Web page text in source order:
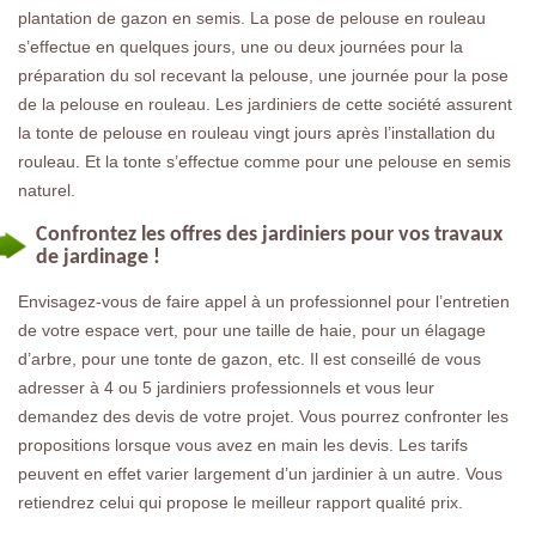
plantation de gazon en semis. La pose de pelouse en rouleau
s’effectue en quelques jours, une ou deux journées pour la
préparation du sol recevant la pelouse, une journée pour la pose
de la pelouse en rouleau. Les jardiniers de cette société assurent
la tonte de pelouse en rouleau vingt jours après l’installation du
rouleau. Et la tonte s’effectue comme pour une pelouse en semis
naturel.
Confrontez les offres des jardiniers pour vos travaux
de jardinage !
Envisagez-vous de faire appel à un professionnel pour l’entretien
de votre espace vert, pour une taille de haie, pour un élagage
d’arbre, pour une tonte de gazon, etc. Il est conseillé de vous
adresser à 4 ou 5 jardiniers professionnels et vous leur
demandez des devis de votre projet. Vous pourrez confronter les
propositions lorsque vous avez en main les devis. Les tarifs
peuvent en effet varier largement d’un jardinier à un autre. Vous
retiendrez celui qui propose le meilleur rapport qualité prix.